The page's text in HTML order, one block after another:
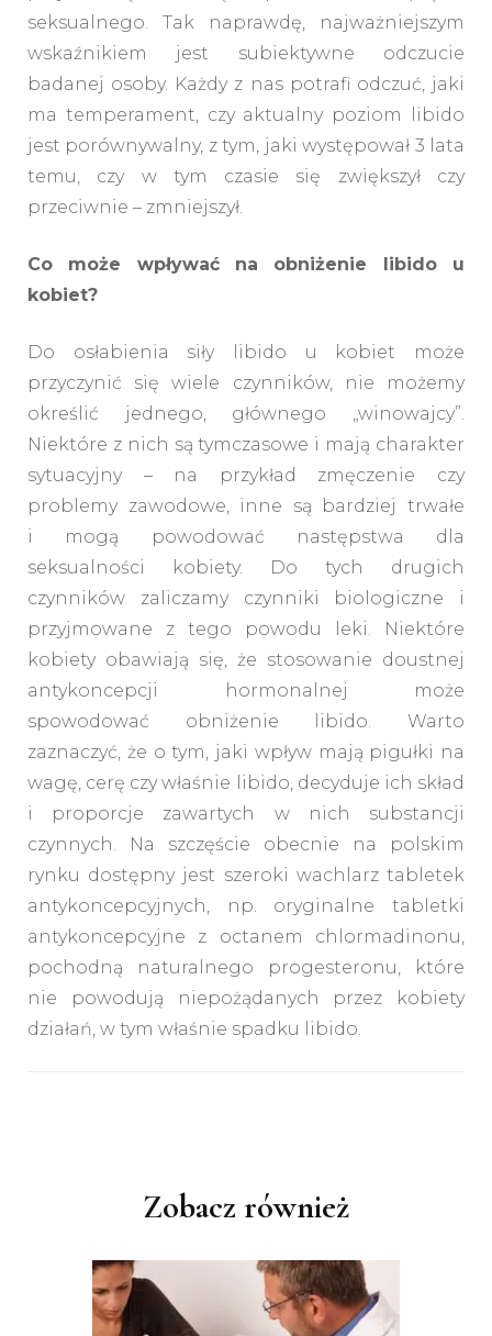
seksualnego. Tak naprawdę, najważniejszym
wskaźnikiem jest subiektywne odczucie
badanej osoby. Każdy z nas potrafi odczuć, jaki
ma temperament, czy aktualny poziom libido
jest porównywalny, z tym, jaki występował 3 lata
temu, czy w tym czasie się zwiększył czy
przeciwnie – zmniejszył.
Co może wpływać na obniżenie libido u
kobiet?
Do osłabienia siły libido u kobiet może
przyczynić się wiele czynników, nie możemy
określić jednego, głównego „winowajcy”.
Niektóre z nich są tymczasowe i mają charakter
sytuacyjny – na przykład zmęczenie czy
problemy zawodowe, inne są bardziej trwałe
i mogą powodować następstwa dla
seksualności kobiety. Do tych drugich
czynników zaliczamy czynniki biologiczne i
przyjmowane z tego powodu leki. Niektóre
kobiety obawiają się, że stosowanie doustnej
antykoncepcji hormonalnej może
spowodować obniżenie libido. Warto
zaznaczyć, że o tym, jaki wpływ mają pigułki na
wagę, cerę czy właśnie libido, decyduje ich skład
i proporcje zawartych w nich substancji
czynnych. Na szczęście obecnie na polskim
rynku dostępny jest szeroki wachlarz tabletek
antykoncepcyjnych, np. oryginalne tabletki
antykoncepcyjne z octanem chlormadinonu,
pochodną naturalnego progesteronu, które
nie powodują niepożądanych przez kobiety
działań, w tym właśnie spadku libido.
Zobacz również